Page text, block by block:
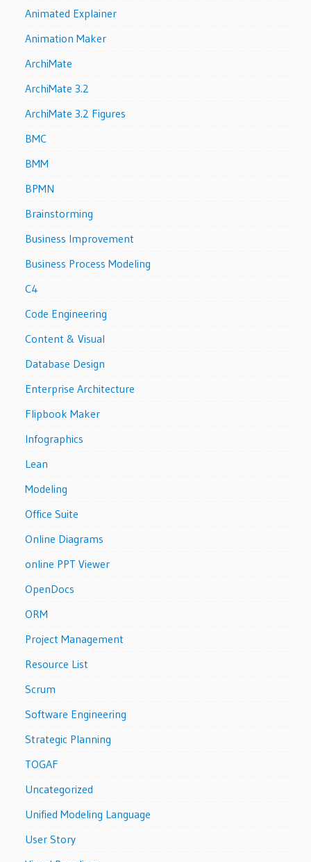
Animated Explainer
Animation Maker
ArchiMate
ArchiMate 3.2
ArchiMate 3.2 Figures
BMC
BMM
BPMN
Brainstorming
Business Improvement
Business Process Modeling
C4
Code Engineering
Content & Visual
Database Design
Enterprise Architecture
Flipbook Maker
Infographics
Lean
Modeling
Office Suite
Online Diagrams
online PPT Viewer
OpenDocs
ORM
Project Management
Resource List
Scrum
Software Engineering
Strategic Planning
TOGAF
Uncategorized
Unified Modeling Language
User Story